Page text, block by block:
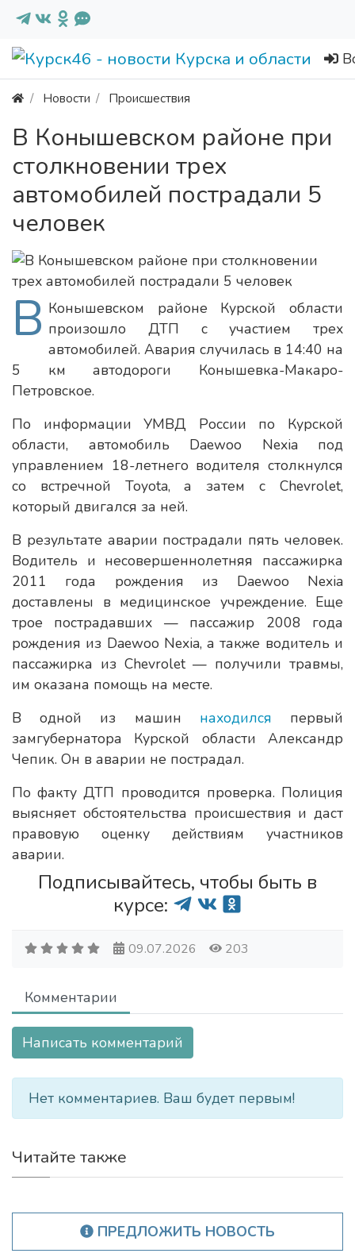
Новости Происшествия
В Конышевском районе при
столкновении трех
автомобилей пострадали 5
человек
В Конышевском районе Курской области
произошло ДТП с участием трех
автомобилей. Авария случилась в 14:40 на
5 км автодороги Конышевка-Макаро-
Петровское.
По информации УМВД России по Курской
области, автомобиль Daewoo Nexia под
управлением 18-летнего водителя столкнулся
со встречной Toyota, а затем с Chevrolet,
который двигался за ней.
В результате аварии пострадали пять человек.
Водитель и несовершеннолетняя пассажирка
2011 года рождения из Daewoo Nexia
доставлены в медицинское учреждение. Еще
трое пострадавших — пассажир 2008 года
рождения из Daewoo Nexia, а также водитель и
пассажирка из Chevrolet — получили травмы,
им оказана помощь на месте.
В одной из машин находился первый
замгубернатора Курской области Александр
Чепик. Он в аварии не пострадал.
По факту ДТП проводится проверка. Полиция
выясняет обстоятельства происшествия и даст
правовую оценку действиям участников
аварии.
Подписывайтесь, чтобы быть в
курсе:
09.07.2026 203
Комментарии
Написать комментарий
Нет комментариев. Ваш будет первым!
Читайте также
ПРЕДЛОЖИТЬ НОВОСТЬ